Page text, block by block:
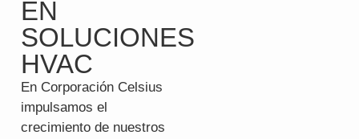
EN
SOLUCIONES
HVAC
En Corporación Celsius
impulsamos el
crecimiento de nuestros